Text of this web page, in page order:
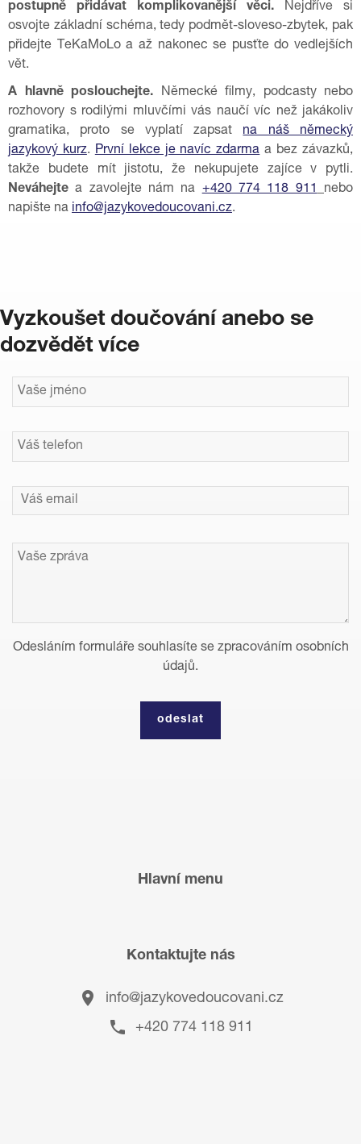
postupně přidávat komplikovanější věci. Nejdříve si
osvojte základní schéma, tedy podmět-sloveso-zbytek, pak
přidejte TeKaMoLo a až nakonec se pusťte do vedlejších
vět.
A hlavně poslouchejte. Německé filmy, podcasty nebo
rozhovory s rodilými mluvčími vás naučí víc než jakákoliv
gramatika, proto se vyplatí zapsat na náš německý
jazykový kurz. První lekce je navíc zdarma a bez závazků,
takže budete mít jistotu, že nekupujete zajíce v pytli.
Neváhejte a zavolejte nám na +420 774 118 911
nebo
napište na info@jazykovedoucovani.cz.
Vyzkoušet doučování anebo se
dozvědět více
Odesláním formuláře souhlasíte se zpracováním osobních
údajů.
Hlavní menu
Kontaktujte nás
info@jazykovedoucovani.cz
+420 774 118 911